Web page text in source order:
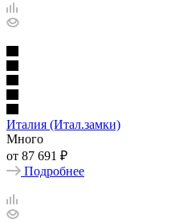
Италия (Итал.замки)
Много
от 87 691 ₽
Подробнее